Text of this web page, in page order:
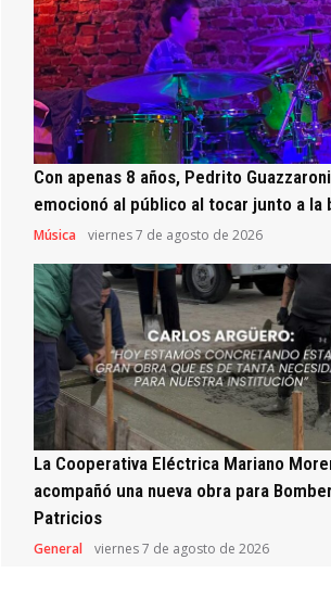
Con apenas 8 años, Pedrito Guazzaroni
emocionó al público al tocar junto a la
Música viernes 7 de agosto de 2026
La Cooperativa Eléctrica Mariano
acompañó una nueva obra para
Patricios
General viernes 7 de agosto de 2026